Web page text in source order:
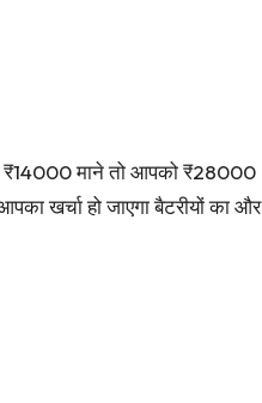
₹14000 माने तो आपको ₹28000
खर्चा हो जाएगा बैटरीयों का और